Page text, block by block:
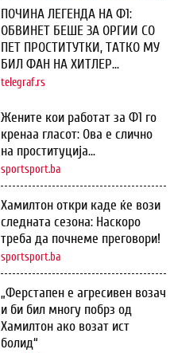
ПОЧИНА ЛЕГЕНДА НА Ф1:
ОБВИНЕТ БЕШЕ ЗА ОРГИИ СО
ПЕТ ПРОСТИТУТКИ, ТАТКО МУ
БИЛ ФАН НА ХИТЛЕР...
telegraf.rs
Жените кои работат за Ф1 го
кренаа гласот: Ова е слично
на проституција...
sportsport.ba
Хамилтон откри каде ќе вози
следната сезона: Наскоро
треба да почнеме преговори!
sportsport.ba
„Ферстапен е агресивен возач
и би бил многу побрз од
Хамилтон ако возат ист
болид“